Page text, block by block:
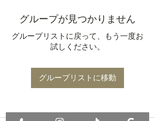
グループが見つかりません
グループリストに戻って、もう一度お
試しください。
グループリストに移動